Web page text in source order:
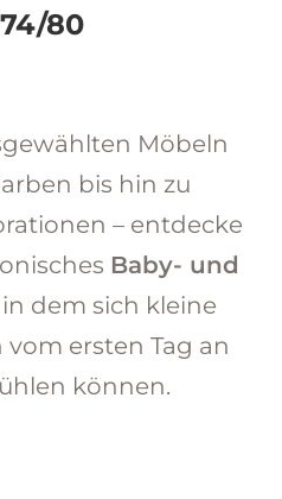
80
Möbeln
bis hin zu
– entdecke
Baby- und
in dem sich kleine
ersten Tag an
können.